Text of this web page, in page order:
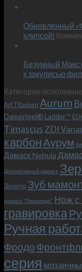
Обновленный
клипсой!
Безумный Макс
к закулисью
Категории
Art Titanium Aurum
Damasteel® Ladder™
Timascus ZDI
карбонАурум
Дамаск Nebula
Декоративный дамаск
Золото Зуб
дамаск "Пирамида" Нож с
гравировка
Ручная
Фродо
серия